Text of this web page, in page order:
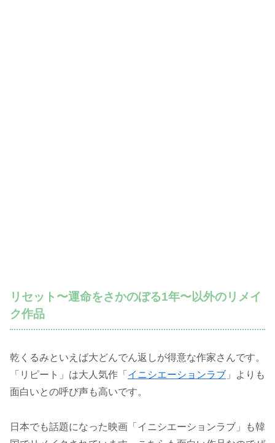
リセット〜運命をさかのぼる1年〜以外のリメイ
ク作品
乾くるみといえば大どんでん返しが得意な作家さんです。
「リピート」は大人気作「 イニシエーションラブ 」よりも
面白いとの呼び声も高いです。
日本でも話題になった映画「イニシエーションラブ」も韓